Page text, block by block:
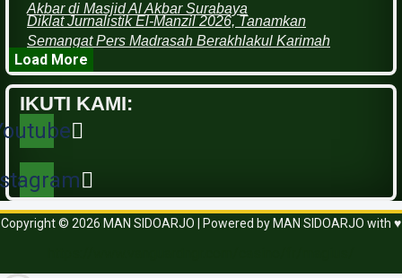
Akbar di Masjid Al Akbar Surabaya
Diklat Jurnalistik El-Manzil 2026, Tanamkan
Semangat Pers Madrasah Berakhlakul Karimah
Load More
IKUTI KAMI:
Copyright © 2026 MAN SIDOARJO | Powered by MAN SIDOARJO with ♥